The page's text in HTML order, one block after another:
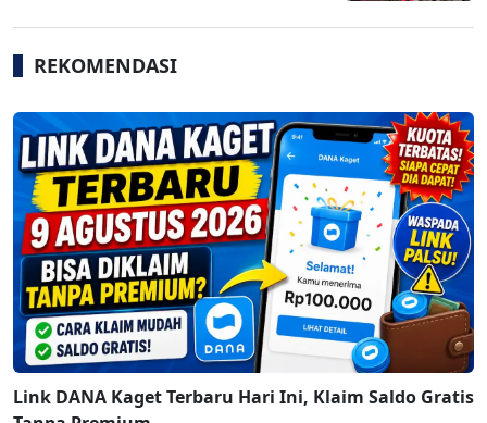
REKOMENDASI
Link DANA Kaget Terbaru Hari Ini, Klaim Saldo Gratis